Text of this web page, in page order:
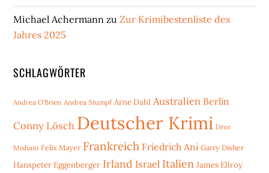
Michael Achermann zuZur Krimibestenliste des
Jahres 2025
SCHLAGWÖRTER
Andrea O'Brien Andrea Stumpf Arne Dahl Australien Berlin
Conny Lösch Deutscher Krimi Dror
Mishani Felix Mayer Frankreich Friedrich Ani Garry Disher
Hanspeter Eggenberger Irland Israel Italien James Ellroy